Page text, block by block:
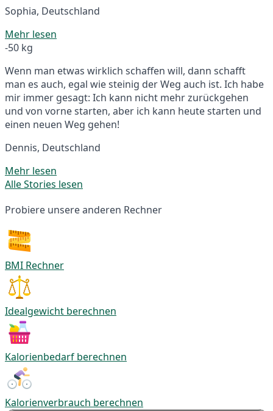
Sophia, Deutschland
Mehr lesen
-50 kg
Wenn man etwas wirklich schaffen will, dann schafft
man es auch, egal wie steinig der Weg auch ist. Ich habe
mir immer gesagt: Ich kann nicht mehr zurückgehen
und von vorne starten, aber ich kann heute starten und
einen neuen Weg gehen!
Dennis, Deutschland
Mehr lesen
Alle Stories lesen
Probiere unsere anderen Rechner
BMI Rechner
Idealgewicht berechnen
Kalorienbedarf berechnen
Kalorienverbrauch berechnen